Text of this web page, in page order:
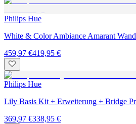
Philips Hue
White & Color Ambiance Amarant
459,97 €419,95 €
Philips Hue
Lily Basis Kit + Erweiterung + Bridge
369,97 €338,95 €